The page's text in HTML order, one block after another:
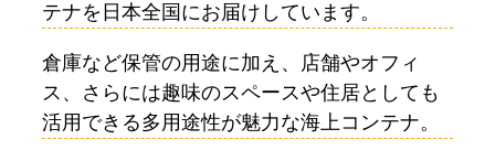
テナを日本全国にお届けしています。
倉庫など保管の用途に加え、店舗やオフィ
ス、さらには趣味のスペースや住居としても
活用できる多用途性が魅力な海上コンテナ。